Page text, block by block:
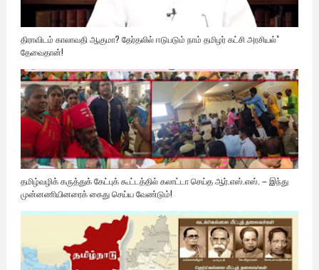
திராவிடம் காலாவதி ஆகுமா? தேர்தலில் ஈடுபடும் நாம் தமிழர் கட்சி அரசியல்"
தேவைதான்!
தமிழ்வழிக் கருத்துக் கேட்புக் கூட்டத்தில் கலாட்டா செய்த ஆர்.எஸ்.எஸ். – இந்து
முன்னணியினரைக் கைது செய்ய வேண்டும்!